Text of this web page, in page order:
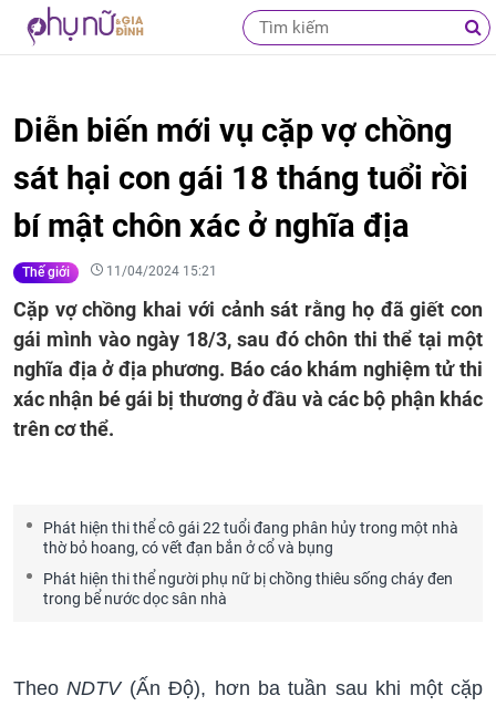
Diễn biến mới vụ cặp vợ chồng
sát hại con gái 18 tháng tuổi rồi
bí mật chôn xác ở nghĩa địa
Thế giới 11/04/2024 15:21
Cặp vợ chồng khai với cảnh sát rằng họ đã giết con
gái mình vào ngày 18/3, sau đó chôn thi thể tại một
nghĩa địa ở địa phương. Báo cáo khám nghiệm tử thi
xác nhận bé gái bị thương ở đầu và các bộ phận khác
trên cơ thể.
Phát hiện thi thể cô gái 22 tuổi đang phân hủy trong một nhà
thờ bỏ hoang, có vết đạn bắn ở cổ và bụng
Phát hiện thi thể người phụ nữ bị chồng thiêu sống cháy đen
trong bể nước dọc sân nhà
TheoNDTV(Ấn Độ), hơn ba tuần sau khi một cặp